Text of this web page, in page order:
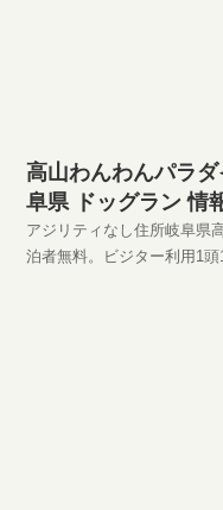
高山わんわんパラ
阜県 ドッグラン 情
アジリティなし住所岐阜県
泊者無料。ビジター利用1